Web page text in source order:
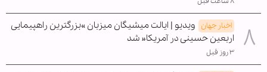
اخبار جهان ویدیو | ایالت میشیگان میزبان »بزرگترین راهپیمایی
اربعین حسینی در آمریکا« شد
۳ روز قبل